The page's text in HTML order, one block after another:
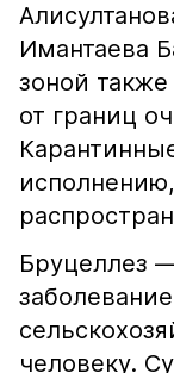
Имантаева
зоной
от границ
Бруцеллез
человеку.